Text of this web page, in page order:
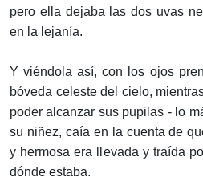
pero ella dejaba las dos uvas
en la lejanía.
Y viéndola así, con los ojos
bóveda celeste del cielo,
poder alcanzar sus pupilas - lo
su niñez, caía en la cuenta de
y hermosa era llevada y traída
dónde estaba.